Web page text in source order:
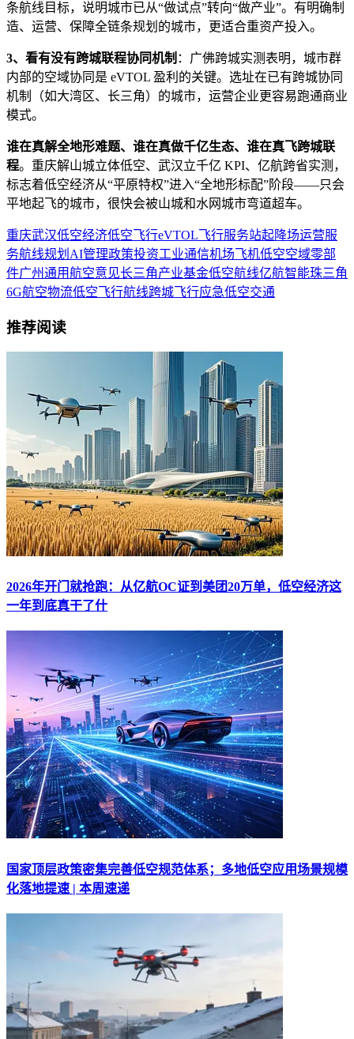
条航线目标，说明城市已从“做试点”转向“做产业”。有明确制
造、运营、保障全链条规划的城市，更适合重资产投入。
3、看有没有跨城联程协同机制 ：广佛跨城实测表明，城市群
内部的空域协同是 eVTOL 盈利的关键。选址在已有跨城协同
机制（如大湾区、长三角）的城市，运营企业更容易跑通商业
模式。
谁在真解全地形难题、谁在真做千亿生态、谁在真飞跨城联
程。重庆解山城立体低空、武汉立千亿 KPI、亿航跨省实测，
标志着低空经济从“平原特权”进入“全地形标配”阶段——只会
平地起飞的城市，很快会被山城和水网城市弯道超车。
重庆武汉低空经济低空飞行eVTOL飞行服务站起降场运营服
务航线规划 AI管理政策投资工业通信机场飞机低空空域零部
件广州通用航空意见长三角产业基金低空航线亿航智能珠三角
6G航空物流低空飞行航线跨城飞行应急低空交通
推荐阅读
2026年开门就抢跑：从亿航OC证到美团20万单，低空经济这
一年到底真干了什
国家顶层政策密集完善低空规范体系；多地低空应用场景规模
化落地提速 | 本周速递